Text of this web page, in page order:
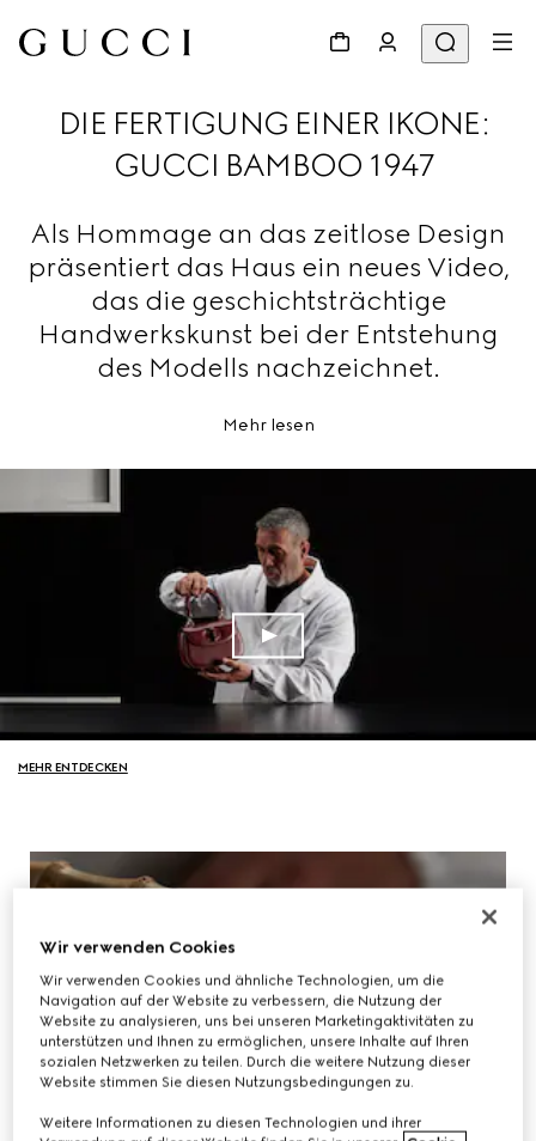
DIE FERTIGUNG EINER IKONE:
GUCCI BAMBOO 1947
Als Hommage an das zeitlose Design
präsentiert das Haus ein neues Video,
das die geschichtsträchtige
Handwerkskunst bei der Entstehung
des Modells nachzeichnet.
Mehr lesen
MEHR ENTDECKEN
Wir verwenden Cookies
Wir verwenden Cookies und ähnliche Technologien, um die
Navigation auf der Website zu verbessern, die Nutzung der
Website zu analysieren, uns bei unseren Marketingaktivitäten zu
unterstützen und Ihnen zu ermöglichen, unsere Inhalte auf Ihren
sozialen Netzwerken zu teilen. Durch die weitere Nutzung dieser
Website stimmen Sie diesen Nutzungsbedingungen zu.
Weitere Informationen zu diesen Technologien und ihrer